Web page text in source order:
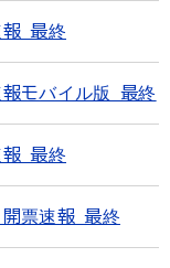
報 最終
モバイル版 最終
報 最終
票速報 最終